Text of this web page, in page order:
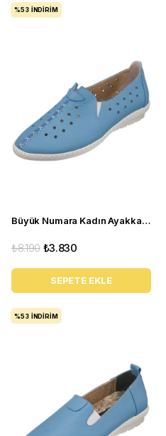
Büyük Numara Kadın Ayakkabı Babet PR 2211 mavi
₺3.830
₺8.190
SEPETE EKLE
%53 İNDIRIM
%53 İNDIRIM